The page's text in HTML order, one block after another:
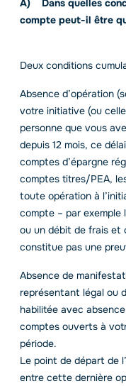
A) Dans quelles
compte peut-il être
Deux conditions
Absence d’opération
votre initiative (ou
personne que vous
depuis 12 mois, ce
comptes d’épargne
comptes titres/PEA,
toute opération à
compte – par exemple
ou un débit de frais et
constitue pas une
Absence de
représentant légal ou
habilitée avec
comptes ouverts à
période.
Le point de départ de
entre cette dernière